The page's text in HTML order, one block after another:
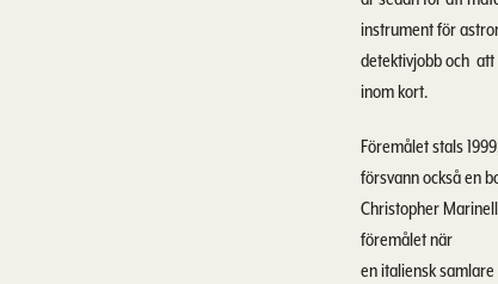
instrument för
detektivjobb och
inom kort.
Föremålet stals
försvann också en
Christopher
föremålet när
en italiensk